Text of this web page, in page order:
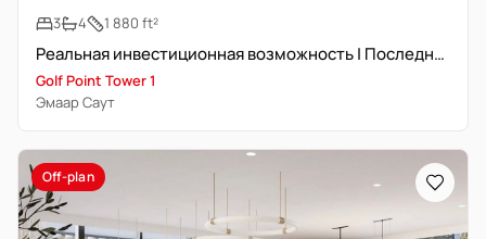
3
4 1 880 ft²
Реальная инвестиционная возможность | Последние 2 единицы
Golf Point Tower 1
Эмаар Саут
Off-plan